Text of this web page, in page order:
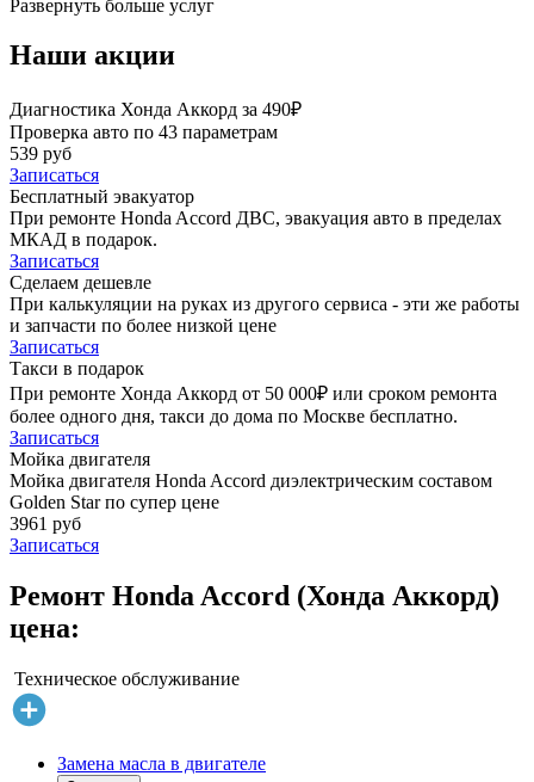
Развернуть больше услуг
Наши акции
Диагностика Хонда Аккорд за 490₽
Проверка авто по 43 параметрам
539 руб
Записаться
Бесплатный эвакуатор
При ремонте Honda Accord ДВС, эвакуация авто в пределах
МКАД в подарок.
Записаться
Сделаем дешевле
При калькуляции на руках из другого сервиса - эти же работы
и запчасти по более низкой цене
Записаться
Такси в подарок
При ремонте Хонда Аккорд от 50 000₽ или сроком ремонта
более одного дня, такси до дома по Москве бесплатно.
Записаться
Мойка двигателя
Мойка двигателя Honda Accord диэлектрическим составом
Golden Star по супер цене
3961 руб
Записаться
Ремонт Honda Accord (Хонда Аккорд)
цена:
Техническое обслуживание
Замена масла в двигателе